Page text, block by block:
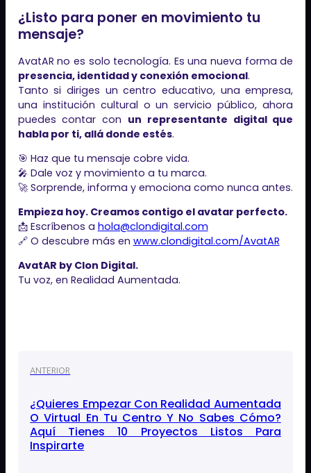
¿Listo para poner en movimiento tu
mensaje?
AvatAR no es solo tecnología. Es una nueva forma de
presencia, identidad y conexión emocional.
Tanto si diriges un centro educativo, una empresa,
una institución cultural o un servicio público, ahora
puedes contar con un representante digital que
habla por ti, allá donde estés.
🎯 Haz que tu mensaje cobre vida.
🎤 Dale voz y movimiento a tu marca.
🚀 Sorprende, informa y emociona como nunca antes.
Empieza hoy. Creamos contigo el avatar perfecto.
📩 Escríbenos a hola@clondigital.com
🔗 O descubre más en www.clondigital.com/AvatAR
AvatAR by Clon Digital.
Tu voz, en Realidad Aumentada.
ANTERIOR
¿Quieres Empezar Con Realidad Aumentada
O Virtual En Tu Centro Y No Sabes Cómo?
Aquí Tienes 10 Proyectos Listos Para
Inspirarte